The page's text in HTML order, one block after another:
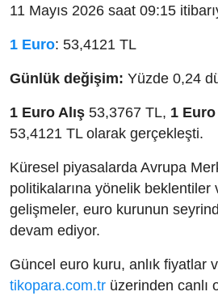
11 Mayıs 2026 saat 09:15
1 Euro: 53,4121 TL
Günlük değişim: Yüzde 0,24
1 Euro Alış 53,3767 TL, 1 Euro
53,4121 TL olarak gerçekleşti.
Küresel piyasalarda Avrupa
politikalarına yönelik
gelişmeler, euro kurunun
devam ediyor.
Güncel euro kuru, anlık fiyatlar
tikopara.com.tr üzerinden canlı